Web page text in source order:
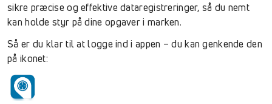
sikre præcise og effektive dataregistreringer, så du nemt
kan holde styr på dine opgaver i marken.
Så er du klar til at logge ind i appen – du kan genkende den
på ikonet: